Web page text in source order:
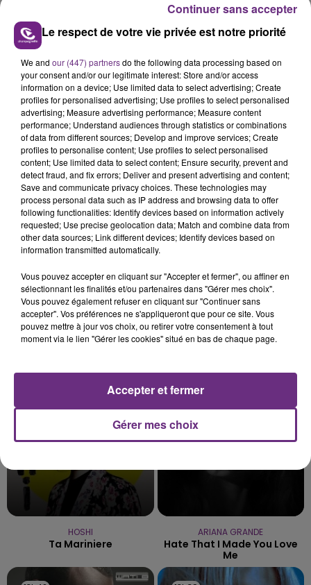
LA CENTRALE NUCLÉAIRE DE CHOOZ
TOUJOURS À L'ARRÊT
Cela fait déjà une semaine que la centrale
nucléaire ardennaise est à l'arrêt. Une situation
justifiée par la sécheresse intense qui est toujours
présente.
LE MAGASIN JOUÉCLUB DE REIMS FERME
SES PORTES
C'était l'une des institutions du centre-ville
rémois. Le magasin JouéClub est contraint de
fermer ses portes.
TITRES DIFFUSÉS
HOSHI
Ta Mariniere
13h46
13h46
ARIANA GRANDE
Hate That I Made You Love
Me
Le respect de votre vie privée est notre priorité
We and our (447) partnersdo the following data processing based on
your consent and/or our legitimate interest: Store and/or access
information on a device; Use limited data to select advertising; Create
profiles for personalised advertising; Use profiles to select personalised
advertising; Measure advertising performance; Measure content
performance; Understand audiences through statistics or combinations
of data from different sources; Develop and improve services; Create
profiles to personalise content; Use profiles to select personalised
content; Use limited data to select content; Ensure security, prevent and
detect fraud, and fix errors; Deliver and present advertising and content;
Save and communicate privacy choices. These technologies may
process personal data such as IP address and browsing data to offer
following functionalities: Identify devices based on information actively
requested; Use precise geolocation data; Match and combine data from
other data sources; Link different devices; Identify devices based on
information transmitted automatically.
Vous pouvez accepter en cliquant sur "Accepter et fermer", ou affiner en
sélectionnant les finalités et/ou partenaires dans "Gérer mes choix".
Vous pouvez également refuser en cliquant sur "Continuer sans
accepter". Vos préférences ne s'appliqueront que pour ce site. Vous
pouvez mettre à jour vos choix, ou retirer votre consentement à tout
moment via le lien "Gérer les cookies" situé en bas de chaque page.
Gérer mes choix
Accepter et fermer
Continuer sans accepter